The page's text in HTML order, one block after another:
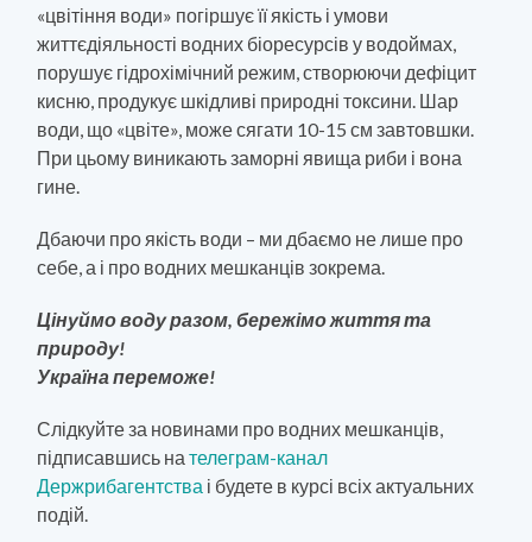
«цвітіння води» погіршує її якість і умови
життєдіяльності водних біоресурсів у водоймах,
порушує гідрохімічний режим, створюючи дефіцит
кисню, продукує шкідливі природні токсини. Шар
води, що «цвіте», може сягати 10-15 см завтовшки.
При цьому виникають заморні явища риби і вона
гине.
Дбаючи про якість води – ми дбаємо не лише про
себе, а і про водних мешканців зокрема.
Цінуймо воду разом, бережімо життя та
природу!
Україна переможе!
Слідкуйте за новинами про водних мешканців,
підписавшись нателеграм-канал
Держрибагентства і будете в курсі всіх актуальних
подій.